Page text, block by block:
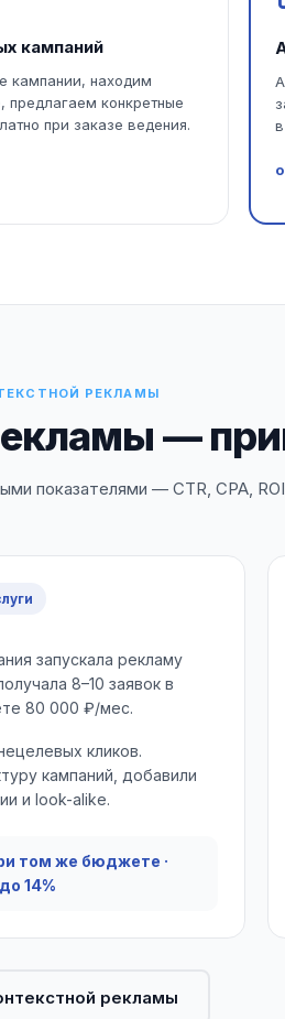
кампаний
кампании, находим
конкретные
при заказе ведения.
РЕКЛАМЫ
—
показателями — CTR, CPA, ROI
запускала рекламу
8–10 заявок в
80 000 ₽/мес.
кликов.
кампаний, добавили
и look-alike.
том же бюджете ·
14%
рекламы